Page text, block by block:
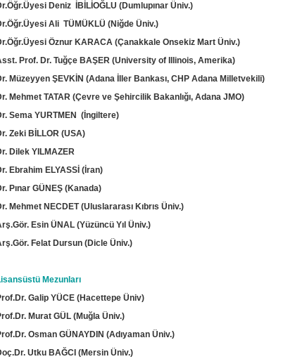
Deniz İBİLİOĞLU (Dumlupınar Üniv.)
Ali TÜMÜKLÜ (Niğde Üniv.)
Öznur KARACA (Çanakkale Onsekiz Mart Üniv.)
Prof. Dr. Tuğçe BAŞER (University of Illinois, Amerika)
Müzeyyen ŞEVKİN (Adana İller Bankası, CHP Adana Milletvekili)
Mehmet TATAR (Çevre ve Şehircilik Bakanlığı, Adana JMO)
Sema YURTMEN (İngiltere)
Zeki BİLLOR (USA)
Dilek YILMAZER
Ebrahim ELYASSİ (İran)
Pınar GÜNEŞ (Kanada)
Mehmet NECDET (Uluslararası Kıbrıs Üniv.)
Esin ÜNAL (Yüzüncü Yıl Üniv.)
Felat Dursun (Dicle Üniv.)
Mezunları
Galip YÜCE (Hacettepe Üniv)
Murat GÜL (Muğla Üniv.)
Osman GÜNAYDIN (Adıyaman Üniv.)
Utku BAĞCI (Mersin Üniv.)